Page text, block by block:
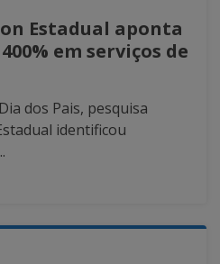
Estadual aponta
em serviços de
dos Pais, pesquisa
identificou